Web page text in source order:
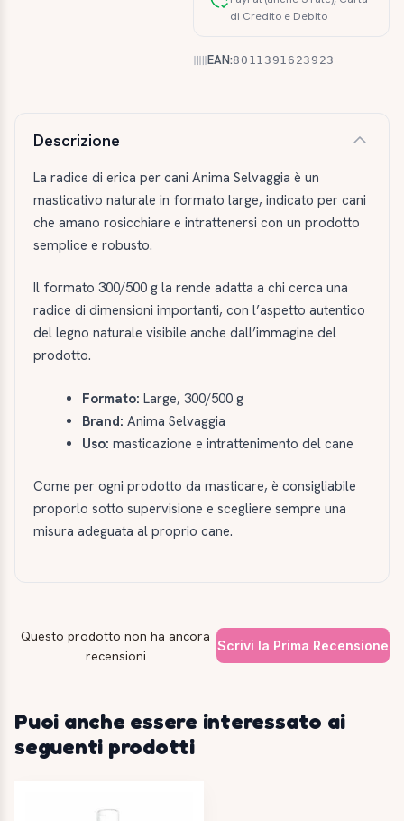
di Credito e Debito
EAN:8011391623923
Descrizione
La radice di erica per cani Anima Selvaggia è un
masticativo naturale in formato large, indicato per cani
che amano rosicchiare e intrattenersi con un prodotto
semplice e robusto.
Il formato 300/500 g la rende adatta a chi cerca una
radice di dimensioni importanti, con l’aspetto autentico
del legno naturale visibile anche dall’immagine del
prodotto.
Formato: Large, 300/500 g
Brand: Anima Selvaggia
Uso: masticazione e intrattenimento del cane
Come per ogni prodotto da masticare, è consigliabile
proporlo sotto supervisione e scegliere sempre una
misura adeguata al proprio cane.
Questo prodotto non ha ancora
recensioni
Scrivi la Prima Recensione
Puoi anche essere interessato ai
seguenti prodotti